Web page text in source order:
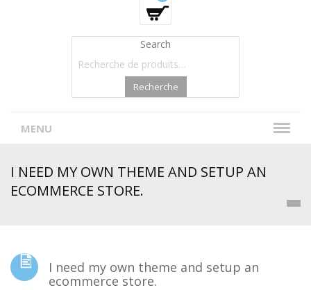
Search
Recherche
MENU
I NEED MY OWN THEME AND SETUP AN
ECOMMERCE STORE.
I need my own theme and setup an
ecommerce store.